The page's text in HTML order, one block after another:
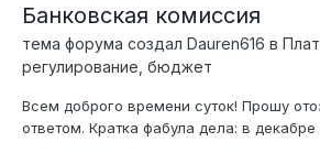
Банковская комиссия
тема форума создал Dauren616 в
регулирование, бюджет
Всем доброго времени суток! Прошу
ответом. Кратка фабула дела: в декабре